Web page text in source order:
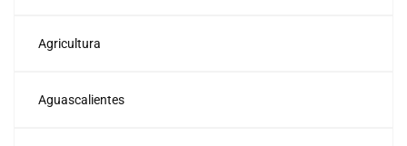
Agricultura
Aguascalientes